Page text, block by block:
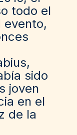
todo el
evento,
sido
joven
en el
de la